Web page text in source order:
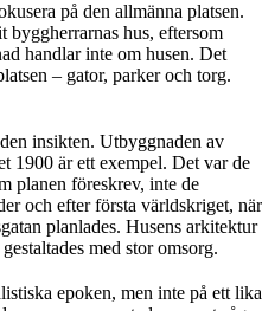
på den allmänna platsen.
byggherrarnas hus, eftersom
handlar inte om husen. Det
– gator, parker och torg.
insikten. Utbyggnaden av
1900 är ett exempel. Det var de
planen föreskrev, inte de
och efter första världskriget, när
planlades. Husens arkitektur
med stor omsorg.
epoken, men inte på ett lika